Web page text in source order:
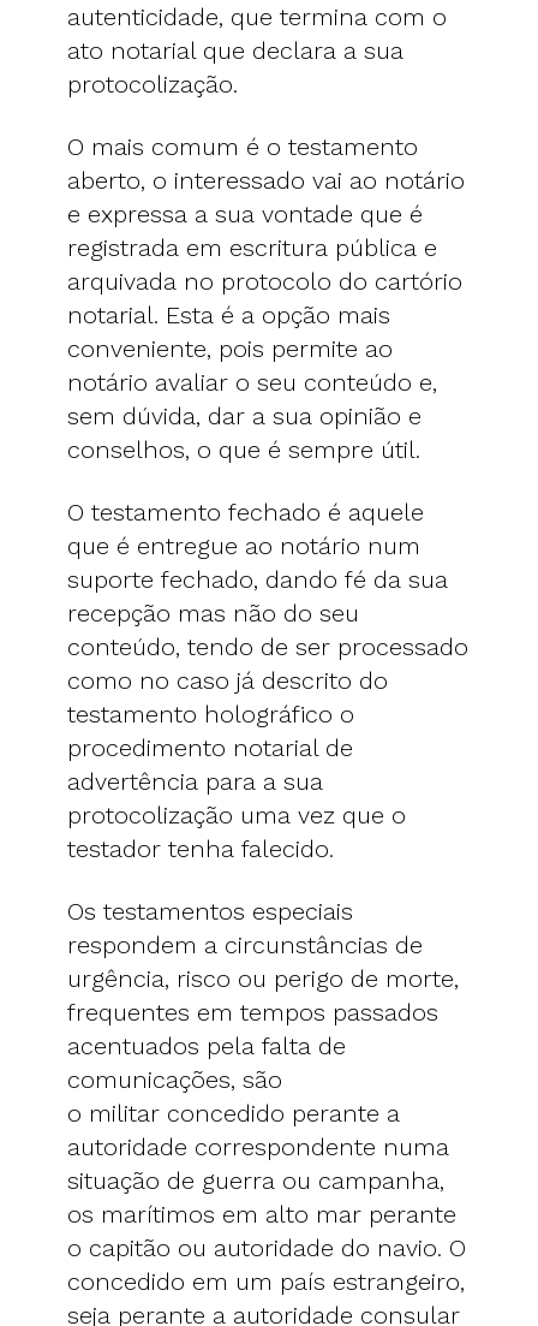
autenticidade, que termina com o
ato notarial que declara a sua
protocolização.
O mais comum é o testamento
aberto, o interessado vai ao notário
e expressa a sua vontade que é
registrada em escritura pública e
arquivada no protocolo do cartório
notarial. Esta é a opção mais
conveniente, pois permite ao
notário avaliar o seu conteúdo e,
sem dúvida, dar a sua opinião e
conselhos, o que é sempre útil.
O testamento fechado é aquele
que é entregue ao notário num
suporte fechado, dando fé da sua
recepção mas não do seu
conteúdo, tendo de ser processado
como no caso já descrito do
testamento holográfico o
procedimento notarial de
advertência para a sua
protocolização uma vez que o
testador tenha falecido.
Os testamentos especiais
respondem a circunstâncias de
urgência, risco ou perigo de morte,
frequentes em tempos passados
acentuados pela falta de
comunicações, são
o militar concedido perante a
autoridade correspondente numa
situação de guerra ou campanha,
os marítimos em alto mar perante
o capitão ou autoridade do navio. O
concedido em um país estrangeiro,
seja perante a autoridade consular